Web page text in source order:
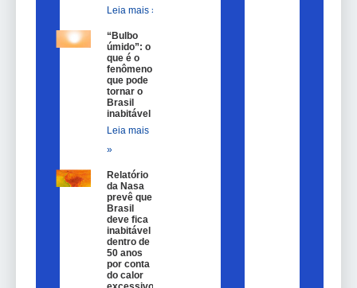
Leia mais »
“Bulbo
úmido”: o
que é o
fenômeno
que pode
tornar o
Brasil
inabitável
Leia mais
»
Relatório
da Nasa
prevê que
Brasil
deve fica
inabitável
dentro de
50 anos
por conta
do calor